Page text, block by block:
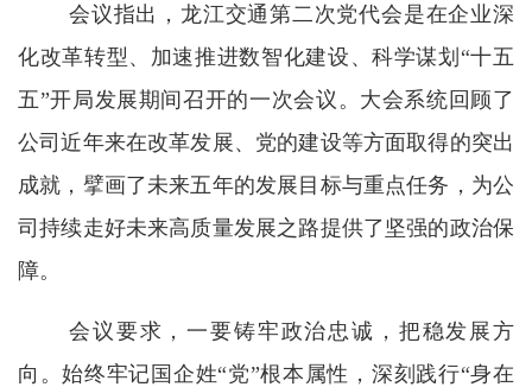
会议指出，龙江交通第二次党代会是在企业深
化改革转型、加速推进数智化建设、科学谋划“十五
五”开局发展期间召开的一次会议。大会系统回顾了
公司近年来在改革发展、党的建设等方面取得的突出
成就，擘画了未来五年的发展目标与重点任务，为公
司持续走好未来高质量发展之路提供了坚强的政治保
障。
会议要求，一要铸牢政治忠诚，把稳发展方
向。始终牢记国企姓“党”根本属性，深刻践行“身在